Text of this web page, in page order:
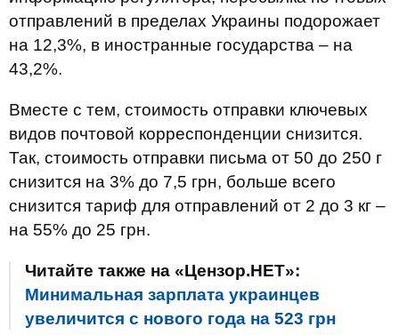
отправлений в пределах Украины подорожает
на 12,3%, в иностранные государства – на
43,2%.
Вместе с тем, стоимость отправки ключевых
видов почтовой корреспонденции снизится.
Так, стоимость отправки письма от 50 до 250 г
снизится на 3% до 7,5 грн, больше всего
снизится тариф для отправлений от 2 до 3 кг –
на 55% до 25 грн.
Читайте также на «Цензор.НЕТ»:
Минимальная зарплата украинцев
увеличится с нового года на 523 грн